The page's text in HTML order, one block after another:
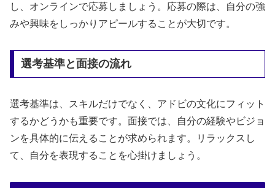
し、オンラインで応募しましょう。応募の際は、自分の強
みや興味をしっかりアピールすることが大切です。
選考基準と面接の流れ
選考基準は、スキルだけでなく、アドビの文化にフィット
するかどうかも重要です。面接では、自分の経験やビジョ
ンを具体的に伝えることが求められます。リラックスし
て、自分を表現することを心掛けましょう。